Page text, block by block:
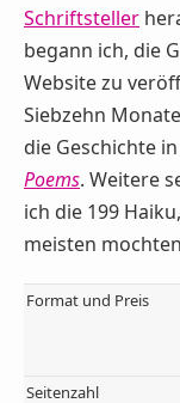
Schriftsteller
begann ich, die
Website zu
Siebzehn
die Geschichte
Poems. Weitere
ich die 199
meisten
Format und Preis
Seitenzahl